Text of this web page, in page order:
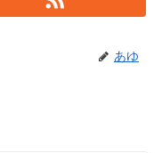
あゆ